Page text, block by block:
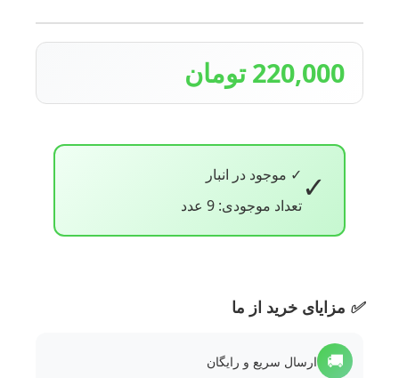
220,000 تومان
✓ ✓ موجود در انبار
تعداد موجودی: 9 عدد
✅ مزایای خرید از ما
🚚 ارسال سریع و رایگان